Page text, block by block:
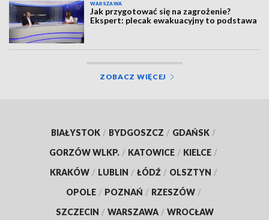
WARSZAWA
Jak przygotować się na zagrożenie?
Ekspert: plecak ewakuacyjny to podstawa
ZOBACZ WIĘCEJ
BIAŁYSTOK / BYDGOSZCZ / GDAŃSK /
GORZÓW WLKP. / KATOWICE / KIELCE /
KRAKÓW / LUBLIN / ŁÓDŹ / OLSZTYN /
OPOLE / POZNAŃ / RZESZÓW /
SZCZECIN / WARSZAWA / WROCŁAW